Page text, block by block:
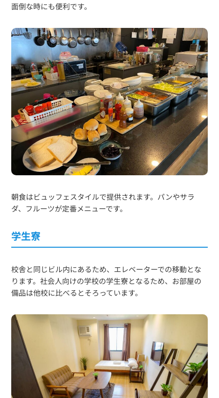
面倒な時にも便利です。
朝食はビュッフェスタイルで提供されます。パンやサラ
ダ、フルーツが定番メニューです。
学生寮
校舎と同じビル内にあるため、エレベーターでの移動とな
ります。社会人向けの学校の学生寮となるため、お部屋の
備品は他校に比べるとそろっています。